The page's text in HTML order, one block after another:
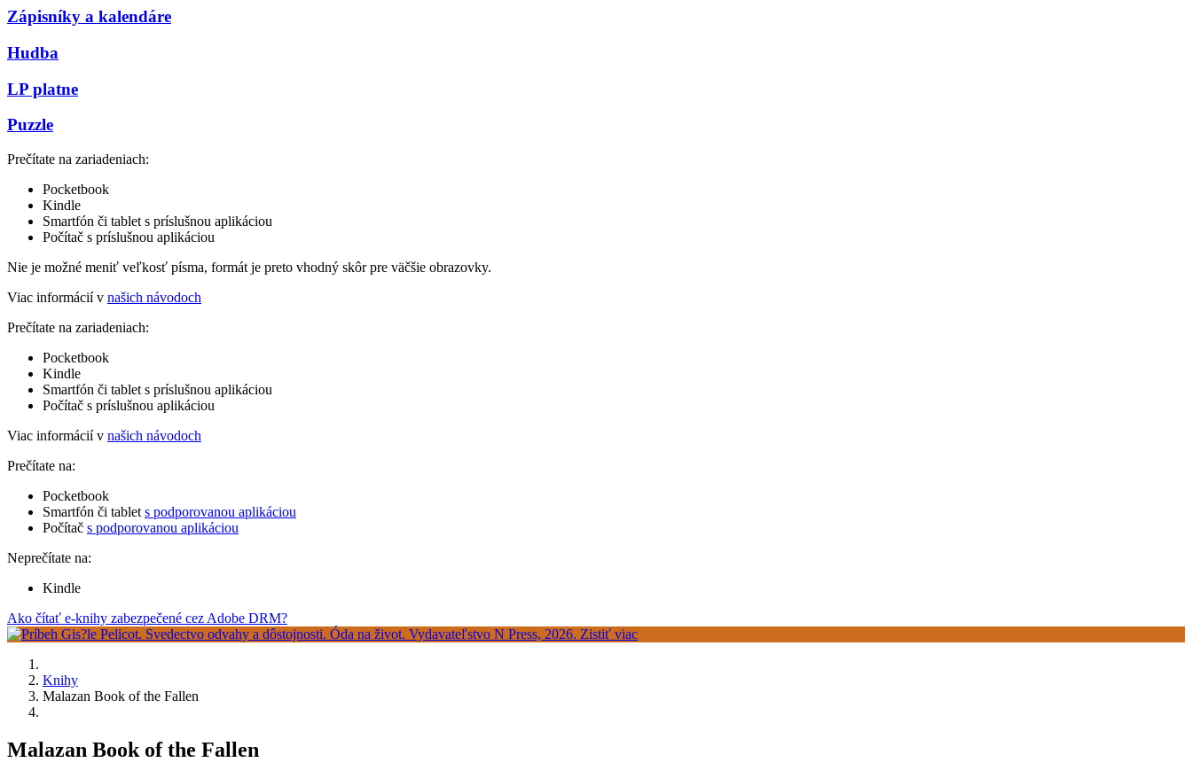
Zápisníky a kalendáre
Hudba
LP platne
Puzzle
Prečítate na zariadeniach:
Pocketbook
Kindle
Smartfón či tablet s príslušnou aplikáciou
Počítač s príslušnou aplikáciou
Nie je možné meniť veľkosť písma, formát je preto vhodný skôr pre väčšie obrazovky.
Viac informácií v našich návodoch
Prečítate na zariadeniach:
Pocketbook
Kindle
Smartfón či tablet s príslušnou aplikáciou
Počítač s príslušnou aplikáciou
Viac informácií v našich návodoch
Prečítate na:
Pocketbook
Smartfón či tablet s podporovanou aplikáciou
Počítač s podporovanou aplikáciou
Neprečítate na:
Kindle
Ako čítať e-knihy zabezpečené cez Adobe DRM?
Knihy
Malazan Book of the Fallen
Malazan Book of the Fallen